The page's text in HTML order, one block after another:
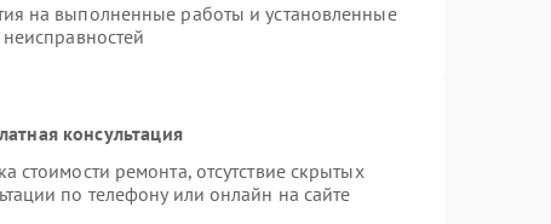
на выполненные работы и установленные
консультация
стоимости ремонта, отсутствие скрытых
по телефону или онлайн на сайте